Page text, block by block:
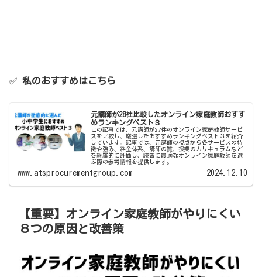
✅ 私のおすすめはこちら
元講師が28社比較したオンライン家庭教師おすす
めランキングベスト３
この記事では、元講師が27件のオンライン家庭教師サービ
スを比較し、厳選したおすすめランキングベスト３を紹介
しています。記事では、元講師の視点から各サービスの特
徴や強み、料金体系、講師の質、授業のカリキュラムなど
を網羅的に評価し、読者に最適なオンライン家庭教師を選
ぶ際の参考情報を提供します。
www.atsprocurementgroup.com 2024.12.10
【重要】オンライン家庭教師がやりにくい
８つの原因と改善策